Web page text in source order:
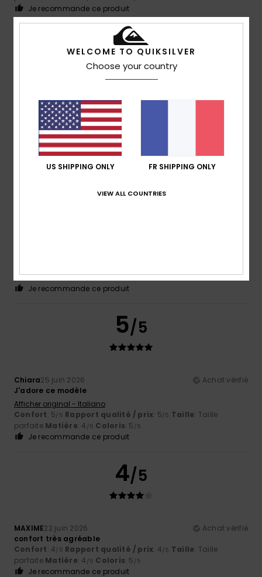
Je recommande ce produit
4/5
Nicolas8 juillet 2026
Achat vérifié
Moins confortable que les Rivi Slide, mais bien quand même
Confort: 4/5 Rapport qualité / prix
parfaiteMatière: 4/5 Coloris
Je recommande ce produit
5/5
parfaiteMatière: 5 Coloris: 5
Je recommande ce produit
5/5
Chiara25 juin 2026
Achat vérifié
J'adore ce modèle
Afficher original - Italiano
Confort: 5/5 Rapport qualité / prix: 5/5 Taille: Taille
parfaite Matière: 4 /5 Coloris: 5 /5
Je recommande ce produit
4/5
MAXIME22 juin 2026
Achat vérifié
confort très agréable
Confort: 4/5 Rapport qualité / prix: 4/5 Taille: Taille
parfaite Matière: 4 /5 Coloris: 5 /5
Je recommande ce produit
WELCOME TO QUIKSILVER
Choose your country
US SHIPPING ONLY FR SHIPPING ONLY
VIEW ALL COUNTRIES